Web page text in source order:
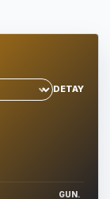
DETAY
GUN.